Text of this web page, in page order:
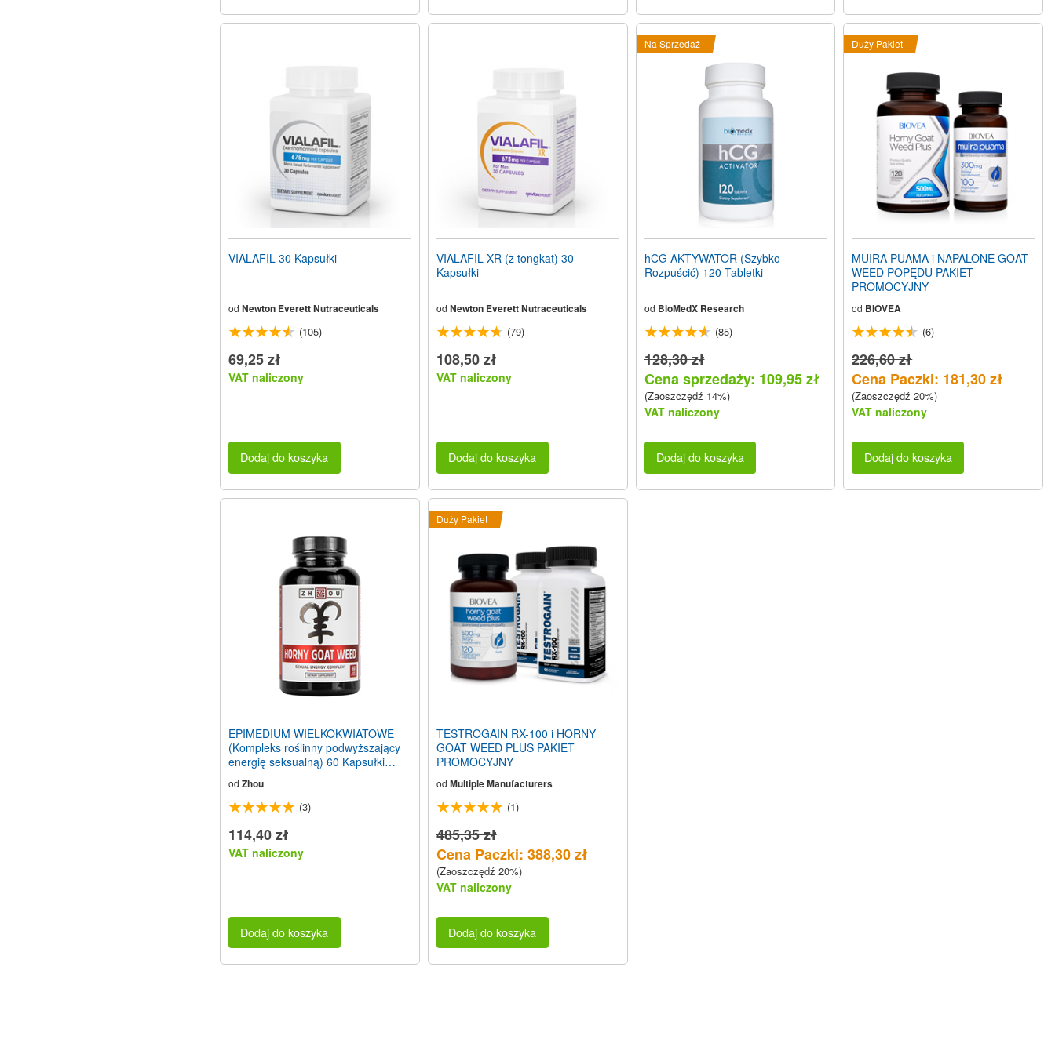
VIALAFIL 30 Kapsułki
od Newton Everett Nutraceuticals
(105)
69,25 zł
VAT naliczony
Dodaj do koszyka
VIALAFIL XR (z tongkat) 30
Kapsułki
od Newton Everett Nutraceuticals
(79)
108,50 zł
VAT naliczony
Dodaj do koszyka
Na Sprzedaż
hCG AKTYWATOR (Szybko
Rozpuścić) 120 Tabletki
od BioMedX Research
(85)
128,30 zł
Cena sprzedaży: 109,95 zł
(Zaoszczędź 14%)
VAT naliczony
Dodaj do koszyka
Duży Pakiet
MUIRA PUAMA i NAPALONE GOAT
WEED POPĘDU PAKIET
PROMOCYJNY
od BIOVEA
(6)
226,60 zł
Cena Paczki: 181,30 zł
(Zaoszczędź 20%)
VAT naliczony
Dodaj do koszyka
EPIMEDIUM WIELKOKWIATOWE
(Kompleks roślinny podwyższający
energię seksualną) 60 Kapsułki
od Zhou
(3)
114,40 zł
VAT naliczony
Dodaj do koszyka
Duży Pakiet
TESTROGAIN RX-100 i HORNY
GOAT WEED PLUS PAKIET
PROMOCYJNY
od Multiple Manufacturers
(1)
485,35 zł
Cena Paczki: 388,30 zł
(Zaoszczędź 20%)
VAT naliczony
Dodaj do koszyka